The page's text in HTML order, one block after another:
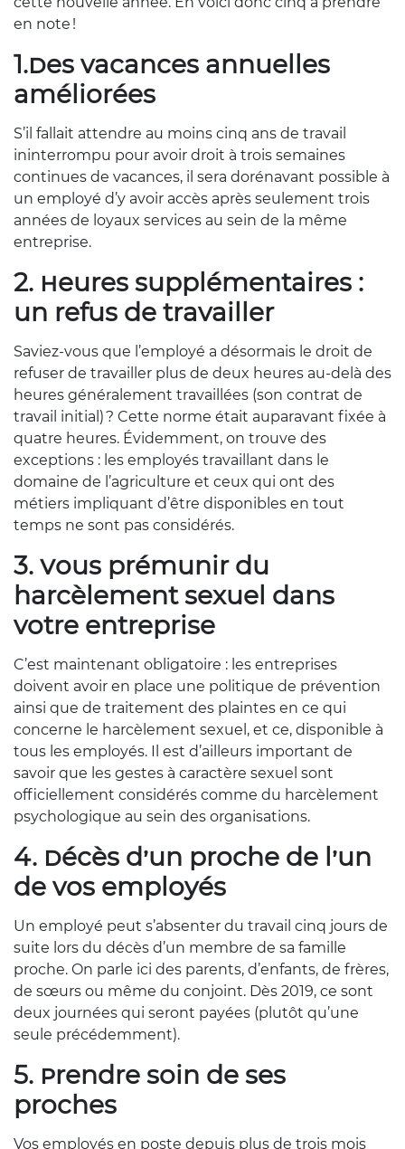
en note !
1.Des vacances annuelles
améliorées
S’il fallait attendre au moins cinq ans de travail
ininterrompu pour avoir droit à trois semaines
continues de vacances, il sera dorénavant possible à
un employé d’y avoir accès après seulement trois
années de loyaux services au sein de la même
entreprise.
2. Heures supplémentaires :
un refus de travailler
Saviez-vous que l’employé a désormais le droit de
refuser de travailler plus de deux heures au-delà des
heures généralement travaillées (son contrat de
travail initial) ? Cette norme était auparavant fixée à
quatre heures. Évidemment, on trouve des
exceptions : les employés travaillant dans le
domaine de l’agriculture et ceux qui ont des
métiers impliquant d’être disponibles en tout
temps ne sont pas considérés.
3. Vous prémunir du
harcèlement sexuel dans
votre entreprise
C’est maintenant obligatoire : les entreprises
doivent avoir en place une politique de prévention
ainsi que de traitement des plaintes en ce qui
concerne le harcèlement sexuel, et ce, disponible à
tous les employés. Il est d’ailleurs important de
savoir que les gestes à caractère sexuel sont
officiellement considérés comme du harcèlement
psychologique au sein des organisations.
4. Décès d’un proche de l’un
de vos employés
Un employé peut s’absenter du travail cinq jours de
suite lors du décès d’un membre de sa famille
proche. On parle ici des parents, d’enfants, de frères,
de sœurs ou même du conjoint. Dès 2019, ce sont
deux journées qui seront payées (plutôt qu’une
seule précédemment).
5. Prendre soin de ses
proches
Vos employés en poste depuis plus de trois mois